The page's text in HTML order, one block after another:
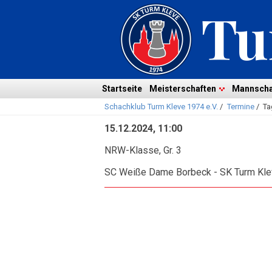
überspringen
Startseite Meisterschaften
Schachklub Turm Kleve 1974 e.V. / Termine/
15.12.2024, 11:00
NRW-Klasse, Gr. 3
SC Weiße Dame Borbeck - SK Turm